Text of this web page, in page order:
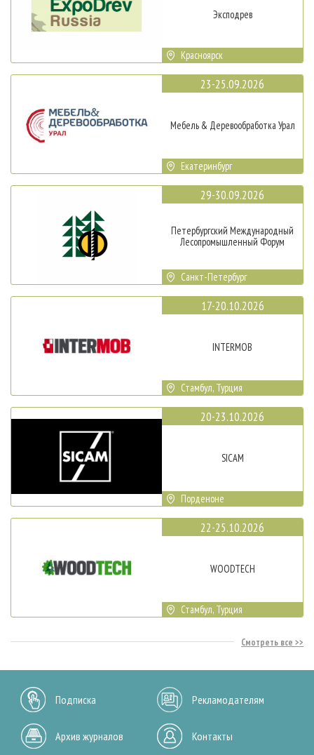
Эксподрев
Красноярск
23-25.09.2026
Мебель & Деревообработка Урал
Екатеринбург
29-30.09.2026
Петербургский Международный
Лесопромышленный Форум
Санкт-Петербург
17-20.10.2026
INTERMOB
Стамбул, Турция
20-23.10.2026
SICAM
Порденоне
22-25.10.2026
WOODTECH
Стамбул, Турция
Смотреть все
Подписка Рекламодателям
Архив журналов Контакты